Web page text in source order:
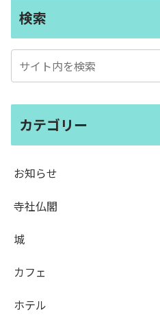
検索
カテゴリー
お知らせ
寺社仏閣
城
カフェ
ホテル